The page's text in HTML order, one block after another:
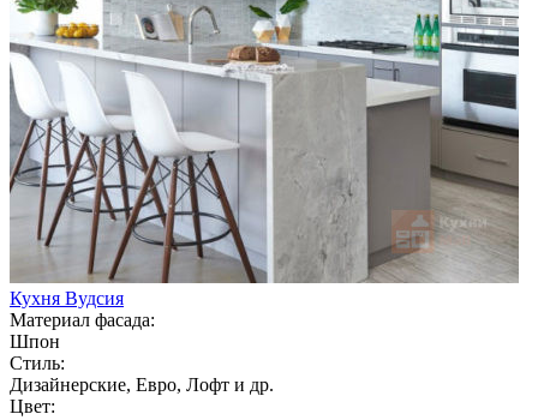
Кухня Вудсия
Материал фасада:
Шпон
Стиль:
Дизайнерские, Евро, Лофт и др.
Цвет: